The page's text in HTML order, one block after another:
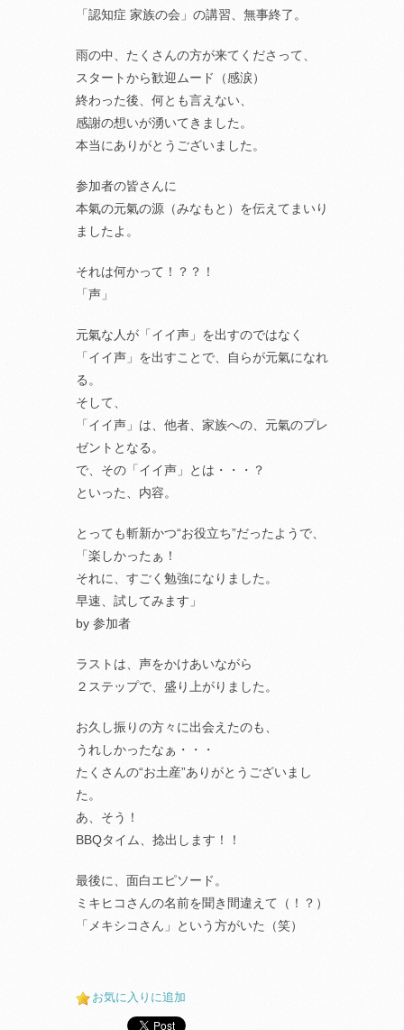
「認知症 家族の会」の講習、無事終了。
雨の中、たくさんの方が来てくださって、
スタートから歓迎ムード（感涙）
終わった後、何とも言えない、
感謝の想いが湧いてきました。
本当にありがとうございました。
参加者の皆さんに
本氣の元氣の源（みなもと）を伝えてまいり
ましたよ。
それは何かって！？？！
「声」
元氣な人が「イイ声」を出すのではなく
「イイ声」を出すことで、自らが元氣になれ
る。
そして、
「イイ声」は、他者、家族への、元氣のプレ
ゼントとなる。
で、その「イイ声」とは・・・？
といった、内容。
とっても斬新かつ“お役立ち”だったようで、
「楽しかったぁ！
それに、すごく勉強になりました。
早速、試してみます」
by 参加者
ラストは、声をかけあいながら
２ステップで、盛り上がりました。
お久し振りの方々に出会えたのも、
うれしかったなぁ・・・
たくさんの“お土産”ありがとうございまし
た。
あ、そう！
BBQタイム、捻出します！！
最後に、面白エピソード。
ミキヒコさんの名前を聞き間違えて（！？）
「メキシコさん」という方がいた（笑）
お気に入りに追加